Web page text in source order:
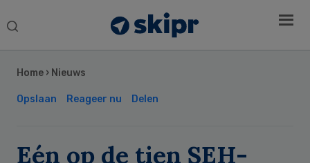
Search
Home › Nieuws
Opslaan Reageer nu Delen
Eén op de tien SEH-
Sidebar